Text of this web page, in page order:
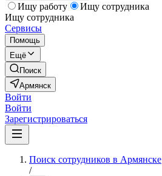
Ищу работу
Ищу сотрудника
Ищу сотрудника
Сервисы
Помощь
Ещё
Поиск
Армянск
Войти
Войти
Зарегистрироваться
Поиск сотрудников в Армянске
/